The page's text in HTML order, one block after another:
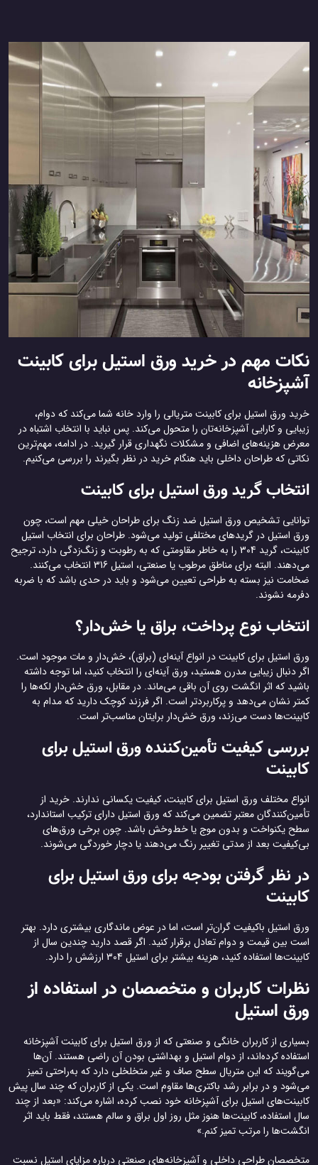
نکات مهم در خرید ورق استیل برای کابینت
آشپزخانه
خرید ورق استیل برای کابینت متریالی را وارد خانه شما می‌کند که دوام،
زیبایی و کارایی آشپزخانه‌تان را متحول می‌کند. پس نباید با انتخاب اشتباه در
معرض هزینه‌های اضافی و مشکلات نگهداری قرار گیرید. در ادامه، مهم‌ترین
نکاتی که طراحان داخلی باید هنگام خرید در نظر بگیرند را بررسی می‌کنیم.
انتخاب گرید ورق استیل برای کابینت
توانایی تشخیص ورق استیل ضد زنگ برای طراحان خیلی مهم است، چون
ورق استیل در گریدهای مختلفی تولید می‌شود. طراحان برای انتخاب استیل
کابینت، گرید 304 را به خاطر مقاومتی که به رطوبت و زنگ‌زدگی دارد، ترجیح
می‌دهند. البته برای مناطق مرطوب یا صنعتی، استیل 316 انتخاب می‌کنند.
ضخامت نیز بسته به طراحی تعیین می‌شود و باید در حدی باشد که با ضربه
دفرمه نشوند.
انتخاب نوع پرداخت، براق یا خش‌دار؟
ورق استیل برای کابینت در انواع آینه‌ای (براق)، خش‌دار و مات موجود است.
اگر دنبال زیبایی مدرن هستید، ورق آینه‌ای را انتخاب کنید، اما توجه داشته
باشید که اثر انگشت روی آن باقی می‌ماند. در مقابل، ورق خش‌دار لکه‌ها را
کمتر نشان می‌دهد و پرکاربردتر است. اگر فرزند کوچک دارید که مدام به
کابینت‌ها دست می‌زند، ورق خش‌دار برایتان مناسب‌تر است.
بررسی کیفیت تأمین‌کننده ورق استیل برای
کابینت
انواع مختلف ورق استیل برای کابینت، کیفیت یکسانی ندارند. خرید از
تأمین‌کنندگان معتبر تضمین می‌کند که ورق استیل دارای ترکیب استاندارد،
سطح یکنواخت و بدون موج یا خط‌و‌خش باشد. چون برخی ورق‌های
بی‌کیفیت بعد از مدتی تغییر رنگ می‌دهند یا دچار خوردگی می‌شوند.
در نظر گرفتن بودجه برای ورق استیل برای
کابینت
ورق استیل باکیفیت گران‌تر است، اما در عوض ماندگاری بیشتری دارد. بهتر
است بین قیمت و دوام تعادل برقرار کنید. اگر قصد دارید چندین سال از
کابینت‌ها استفاده کنید، هزینه بیشتر برای استیل 304 ارزشش را دارد.
نظرات کاربران و متخصصان در استفاده از
ورق استیل
بسیاری از کاربران خانگی و صنعتی که از ورق استیل برای کابینت آشپزخانه
استفاده کرده‌اند، از دوام استیل و بهداشتی بودن آن راضی هستند. آن‌ها
می‌گویند که این متریال سطح صاف و غیر متخلخلی دارد که به‌راحتی تمیز
می‌شود و در برابر رشد باکتری‌ها مقاوم است. یکی از کاربران که چند سال پیش
کابینت‌های استیل برای آشپزخانه خود نصب کرده، اشاره می‌کند: «بعد از چند
سال استفاده، کابینت‌ها هنوز مثل روز اول براق و سالم هستند، فقط باید اثر
انگشت‌ها را مرتب تمیز کنم.»
متخصصان طراحی داخلی و آشپزخانه‌های صنعتی درباره مزایای استیل نسبت